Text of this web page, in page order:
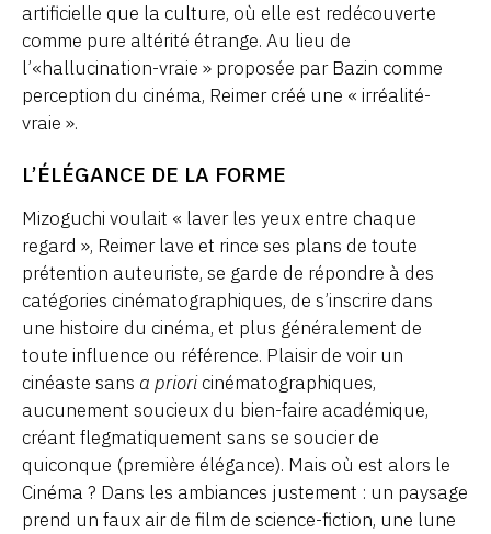
artificielle que la culture, où elle est redécouverte
comme pure altérité étrange. Au lieu de
l’«hallucination-vraie » proposée par Bazin comme
perception du cinéma, Reimer créé une « irréalité-
vraie ».
L’ÉLÉGANCE DE LA FORME
Mizoguchi voulait « laver les yeux entre chaque
regard », Reimer lave et rince ses plans de toute
prétention auteuriste, se garde de répondre à des
catégories cinématographiques, de s’inscrire dans
une histoire du cinéma, et plus généralement de
toute influence ou référence. Plaisir de voir un
cinéaste sans a prioricinématographiques,
aucunement soucieux du bien-faire académique,
créant flegmatiquement sans se soucier de
quiconque (première élégance). Mais où est alors le
Cinéma ? Dans les ambiances justement : un paysage
prend un faux air de film de science-fiction, une lune